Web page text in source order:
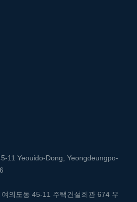
11 Yeouido-Dong, Yeongdeungpo-
의도동 45-11 주택건설회관 674 우